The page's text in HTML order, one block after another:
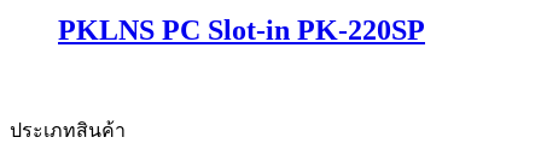
PKLNS PC Slot-in PK-220SP
ประเภทสินค้า